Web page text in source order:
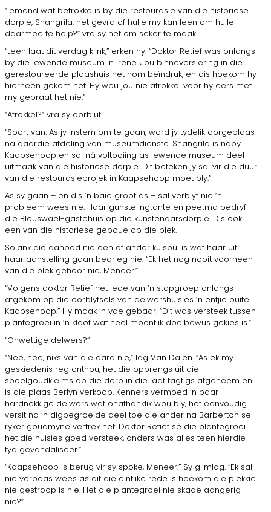
“Iemand wat betrokke is by die restourasie van die historiese
dorpie, Shangrila, het gevra of hulle my kan leen om hulle
daarmee te help?” vra sy net om seker te maak.
“Leen laat dit verdag klink,” erken hy. “Doktor Retief was onlangs
by die lewende museum in Irene. Jou binneversiering in die
gerestoureerde plaashuis het hom beïndruk, en dis hoekom hy
hierheen gekom het. Hy wou jou nie afrokkel voor hy eers met
my gepraat het nie.”
“Afrokkel?” vra sy oorbluf.
“Soort van. As jy instem om te gaan, word jy tydelik oorgeplaas
na daardie afdeling van museumdienste. Shangrila is naby
Kaapsehoop en sal ná voltooiing as lewende museum deel
uitmaak van die historiese dorpie. Dit beteken jy sal vir die duur
van die restourasieprojek in Kaapsehoop moet bly.”
As sy gaan – en dis ’n baie groot ás – sal verblyf nie ’n
probleem wees nie. Haar gunstelingtante en peetma bedryf
die Blouswael-gastehuis op die kunstenaarsdorpie. Dis ook
een van die historiese geboue op die plek.
Solank die aanbod nie een of ander kulspul is wat haar uit
haar aanstelling gaan bedrieg nie. “Ek het nog nooit voorheen
van die plek gehoor nie, Meneer.”
“Volgens doktor Retief het lede van ’n stapgroep onlangs
afgekom op die oorblyfsels van delwershuisies ’n entjie buite
Kaapsehoop.” Hy maak ’n vae gebaar. “Dit was versteek tussen
plantegroei in ’n kloof wat heel moontlik doelbewus gekies is.”
“Onwettige delwers?”
“Nee, nee, niks van die aard nie,” lag Van Dalen. “As ek my
geskiedenis reg onthou, het die opbrengs uit die
spoelgoudkleims op die dorp in die laat tagtigs afgeneem en
is die plaas Berlyn verkoop. Kenners vermoed ’n paar
hardnekkige delwers wat onafhanklik wou bly, het eenvoudig
versit na ’n digbegroeide deel toe die ander na Barberton se
ryker goudmyne vertrek het. Doktor Retief sê die plantegroei
het die huisies goed versteek, anders was alles teen hierdie
tyd gevandaliseer.”
“Kaapsehoop is berug vir sy spoke, Meneer.” Sy glimlag. “Ek sal
nie verbaas wees as dit die eintlike rede is hoekom die plekkie
nie gestroop is nie. Het die plantegroei nie skade aangerig
nie?”